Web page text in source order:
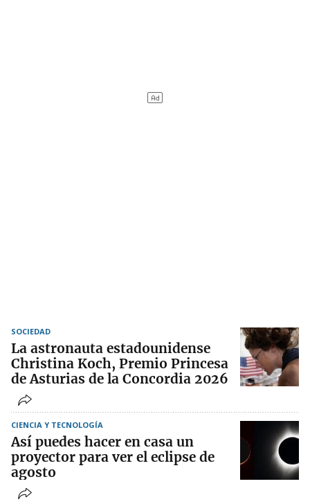
SOCIEDAD
La astronauta estadounidense
Christina Koch, Premio Princesa
de Asturias de la Concordia 2026
CIENCIA Y TECNOLOGÍA
Así puedes hacer en casa un
proyector para ver el eclipse de
agosto